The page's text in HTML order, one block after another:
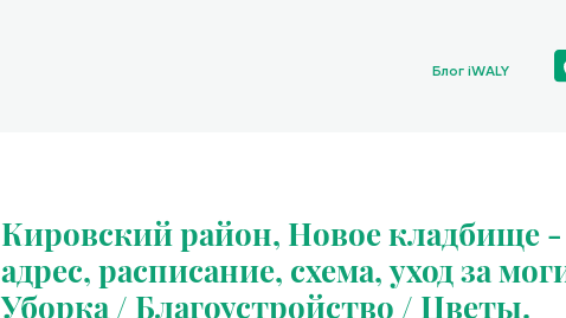
Блог iWALY
Кировский район, Новое кладбище
адрес, расписание, схема, уход за
Уборка / Благоустройство / Цветы.